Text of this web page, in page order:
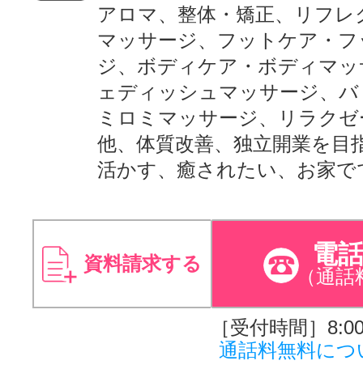
アロマ、整体・矯正、リフレ
マッサージ、フットケア・
ジ、ボディケア・ボディマ
ェディッシュマッサージ、
ミロミマッサージ、リラク
他、体質改善、独立開業を目
活かす、癒されたい、お家で
資料請求する 電
（通話
［受付時間］
通話料無料につ